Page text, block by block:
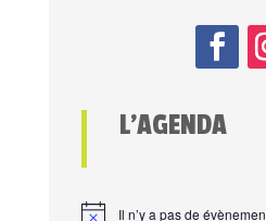
L’AGENDA
Il n’y a pas de